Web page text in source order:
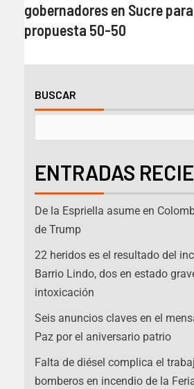
gobernadores en Sucre
propuesta 50-50
BUSCAR
ENTRADAS
De la Espriella asume en
de Trump
22 heridos es el resultado del
Barrio Lindo, dos en estado
intoxicación
Seis anuncios claves en el
Paz por el aniversario patrio
Falta de diésel complica el
bomberos en incendio de la